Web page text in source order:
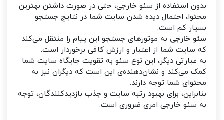
بدون استفاده از سئو خارجی، حتی در صورت داشتن بهترین
محتوا، احتمال دیده شدن سایت شما در نتایج جستجو
بسیار کم است.
سئو خارجی به موتورهای جستجو این پیام را منتقل می‌کند
که سایت شما از اعتبار و ارزش کافی برخوردار است.
به عبارتی دیگر، این نوع سئو به تقویت جایگاه سایت شما
کمک می‌کند و نشان‌دهنده‌ی این است که دیگران نیز به
محتوای شما توجه دارند.
بنابراین، برای بهبود رتبه سایت و جذب بازدیدکنندگان، توجه
به سئو خارجی امری ضروری است.